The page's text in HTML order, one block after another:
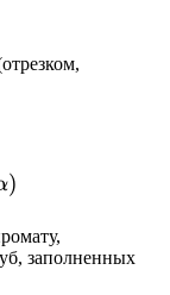
=
)
заполненных